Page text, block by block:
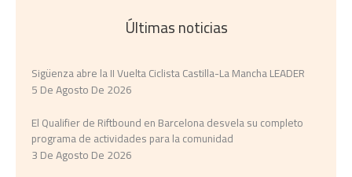
Últimas noticias
Sigüenza abre la II Vuelta Ciclista Castilla-La Mancha LEADER
5 De Agosto De 2026
El Qualifier de Riftbound en Barcelona desvela su completo
programa de actividades para la comunidad
3 De Agosto De 2026